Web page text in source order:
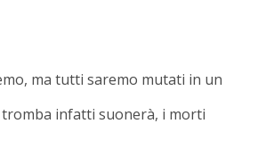
ma tutti saremo mutati in un
tromba infatti suonerà, i morti